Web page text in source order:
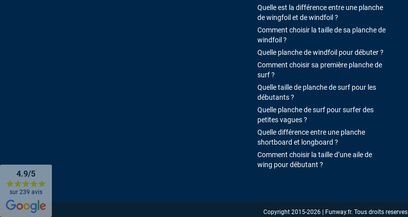
Quelle est la différence entre une planche
de wingfoil et de windfoil ?
Comment choisir la taille de sa planche de
windfoil ?
Quelle planche de windfoil pour débuter ?
Comment choisir sa première planche de
surf ?
Quelle taille de planche de surf pour les
débutants ?
Quelle planche de surf pour surfer des
petites vagues ?
Quelle différence entre une planche
shortboard et longboard ?
Comment choisir la taille d’une aile de
wing pour débutant ?
Copyright 2015-2026 | Funway.fr. Tous droits reserves
4.9/5
sur 239 avis